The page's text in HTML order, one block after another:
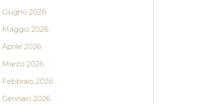
Giugno 2026
Maggio 2026
Aprile 2026
Marzo 2026
Febbraio 2026
Gennaio 2026